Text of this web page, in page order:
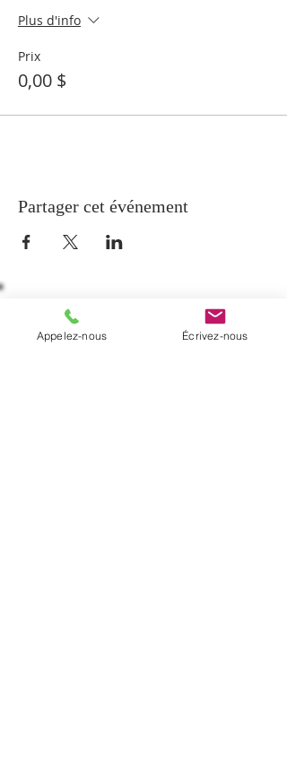
Plus d'info
Prix
0,00 $
Partager cet événement
Appelez-nous Écrivez-nous